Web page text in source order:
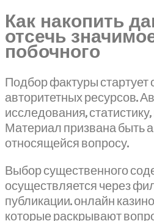
Как накопить
отсечь
побочного
Подбор фактуры стартует
авторитетных ресурсов.
исследования,
Материал призвана быть
относящейся вопросу.
Выбор существенного
осуществляется через
публикации. онлайн
которые раскрывают